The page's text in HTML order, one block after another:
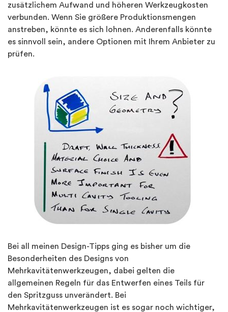
zusätzlichem Aufwand und höheren Werkzeugkosten
verbunden. Wenn Sie größere Produktionsmengen
anstreben, könnte es sich lohnen. Anderenfalls könnte
es sinnvoll sein, andere Optionen mit Ihrem Anbieter zu
prüfen.
Bei all meinen Design-Tipps ging es bisher um die
Besonderheiten des Designs von
Mehrkavitätenwerkzeugen, dabei gelten die
allgemeinen Regeln für das Entwerfen eines Teils für
den Spritzguss unverändert. Bei
Mehrkavitätenwerkzeugen ist es sogar noch wichtiger,